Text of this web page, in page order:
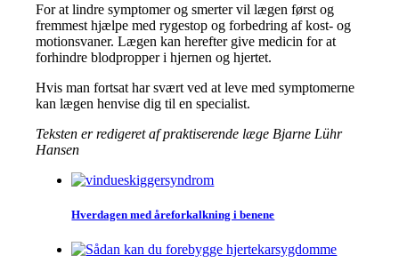
For at lindre symptomer og smerter vil lægen først og
fremmest hjælpe med rygestop og forbedring af kost- og
motionsvaner. Lægen kan herefter give medicin for at
forhindre blodpropper i hjernen og hjertet.
Hvis man fortsat har svært ved at leve med symptomerne
kan lægen henvise dig til en specialist.
Teksten er redigeret af praktiserende læge Bjarne Lühr
Hansen
Hverdagen med åreforkalkning i benene